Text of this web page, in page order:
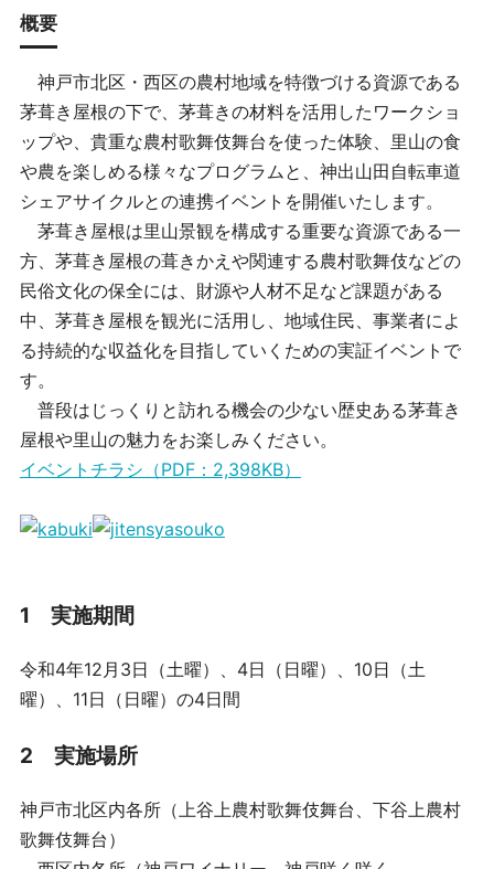
概要
神戸市北区・西区の農村地域を特徴づける資源である
茅葺き屋根の下で、茅葺きの材料を活用したワークショ
ップや、貴重な農村歌舞伎舞台を使った体験、里山の食
や農を楽しめる様々なプログラムと、神出山田自転車道
シェアサイクルとの連携イベントを開催いたします。
茅葺き屋根は里山景観を構成する重要な資源である一
方、茅葺き屋根の葺きかえや関連する農村歌舞伎などの
民俗文化の保全には、財源や人材不足など課題がある
中、茅葺き屋根を観光に活用し、地域住民、事業者によ
る持続的な収益化を目指していくための実証イベントで
す。
普段はじっくりと訪れる機会の少ない歴史ある茅葺き
屋根や里山の魅力をお楽しみください。
イベントチラシ（PDF：2,398KB）
1 実施期間
令和4年12月3日（土曜）、4日（日曜）、10日（土
曜）、11日（日曜）の4日間
2 実施場所
神戸市北区内各所（上谷上農村歌舞伎舞台、下谷上農村
歌舞伎舞台）